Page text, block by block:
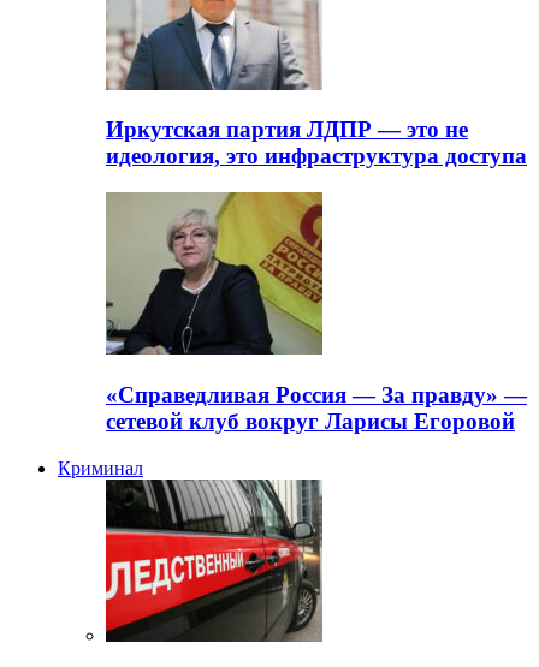
Иркутская партия ЛДПР — это не
идеология, это инфраструктура доступа
«Справедливая Россия — За правду» —
сетевой клуб вокруг Ларисы Егоровой
Криминал